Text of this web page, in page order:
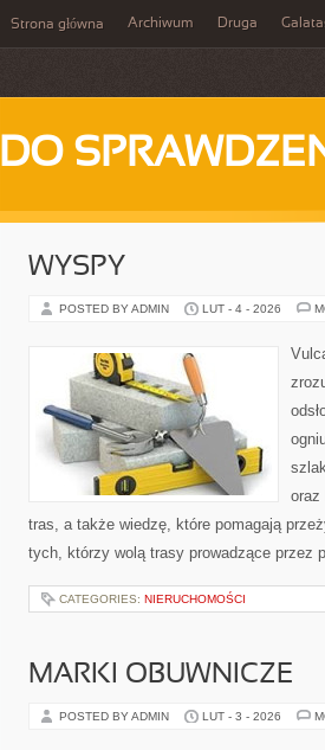
Strona główna Archiwum Druga
DO
WYSPY
POSTED BY ADMIN LUT - 4 - 2026
oraz
tras, a także wiedzę, które pomagają
tych, którzy wolą trasy prowadzące przez
CATEGORIES: NIERUCHOMOŚCI
MARKI OBUWNICZE
POSTED BY ADMIN LUT - 3 - 2026